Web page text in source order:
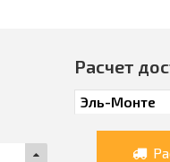
Расчет